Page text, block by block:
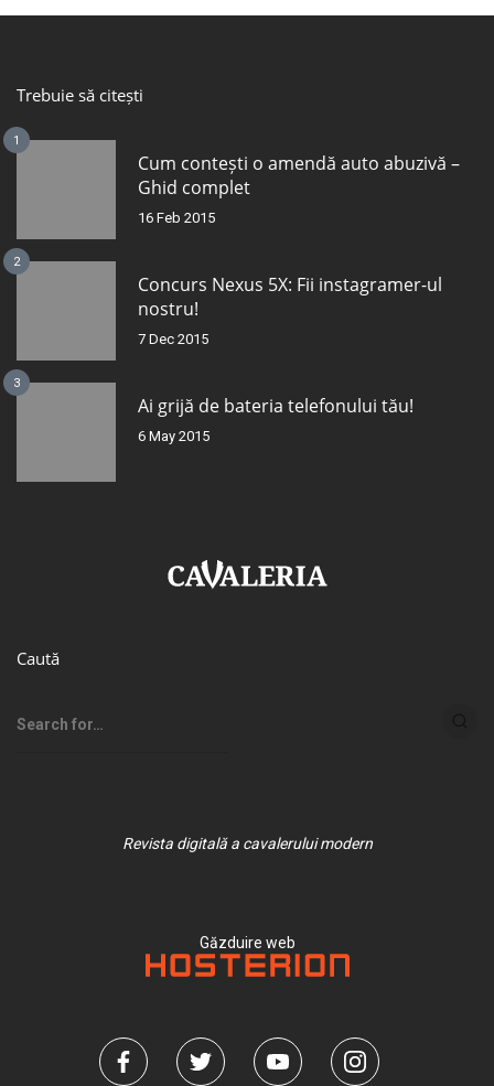
Trebuie să citești
1
Cum contești o amendă auto abuzivă –
Ghid complet
16 Feb 2015
2
Concurs Nexus 5X: Fii instagramer-ul
nostru!
7 Dec 2015
3
Ai grijă de bateria telefonului tău!
6 May 2015
Caută
Revista digitală a cavalerului modern
Găzduire web